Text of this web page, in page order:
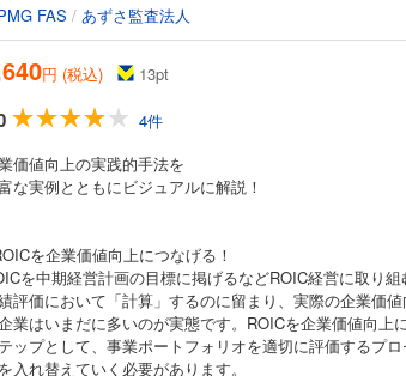
FAS / あずさ監査法人
円 (税込) 13pt
4件
価値向上の実践的手法を
な実例とともにビジュアルに解説！
を企業価値向上につなげる！
を中期経営計画の目標に掲げるなどROIC経営に取り組
評価において「計算」するのに留まり、実際の企業価
業はいまだに多いのが実態です。ROICを企業価値向上
ップとして、事業ポートフォリオを適切に評価するプ
入れ替えていく必要があります。